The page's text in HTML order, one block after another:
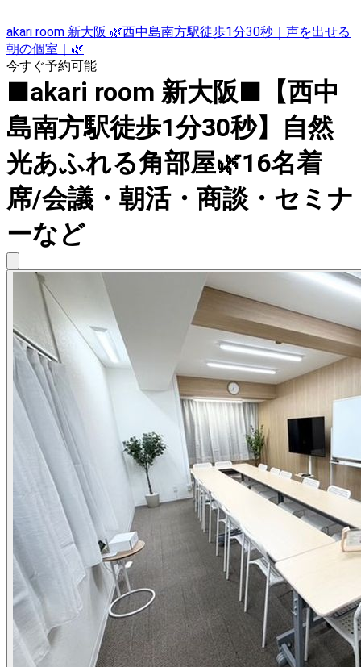
akari room 新大阪 🌿西中島南方駅徒歩1分30秒｜声を出せる
朝の個室｜🌿
今すぐ予約可能
■akari room 新大阪■【西中
島南方駅徒歩1分30秒】自然
光あふれる角部屋🌿16名着
席/会議・朝活・商談・セミナ
ーなど